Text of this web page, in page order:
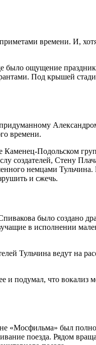
времени. И,
было ощущение
Под крышей
времени.
Подольском
создателей, Стену
немцами Тульчина.
и сжечь.
было создано
в исполнении
Тульчина ведут на
подумал, что вокализ
«Мосфильма» был
поезда. Рядом